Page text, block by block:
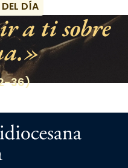
DÍA
a ti sobre
36)